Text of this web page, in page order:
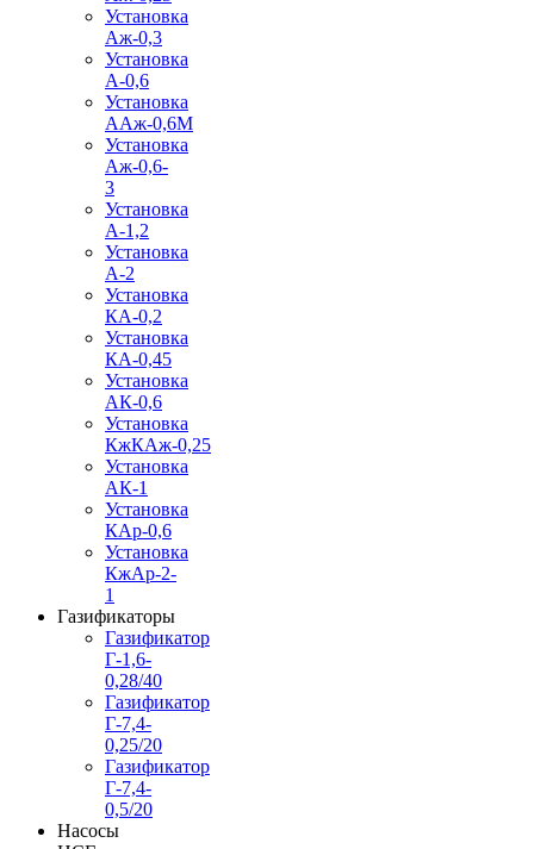
Установка
Аж-0,3
Установка
А-0,6
Установка
ААж-0,6М
Установка
Аж-0,6-
3
Установка
А-1,2
Установка
А-2
Установка
КА-0,2
Установка
КА-0,45
Установка
АК-0,6
Установка
КжКАж-0,25
Установка
АК-1
Установка
КАр-0,6
Установка
КжАр-2-
1
Газификаторы
Газификатор
Г-1,6-
0,28/40
Газификатор
Г-7,4-
0,25/20
Газификатор
Г-7,4-
0,5/20
Насосы